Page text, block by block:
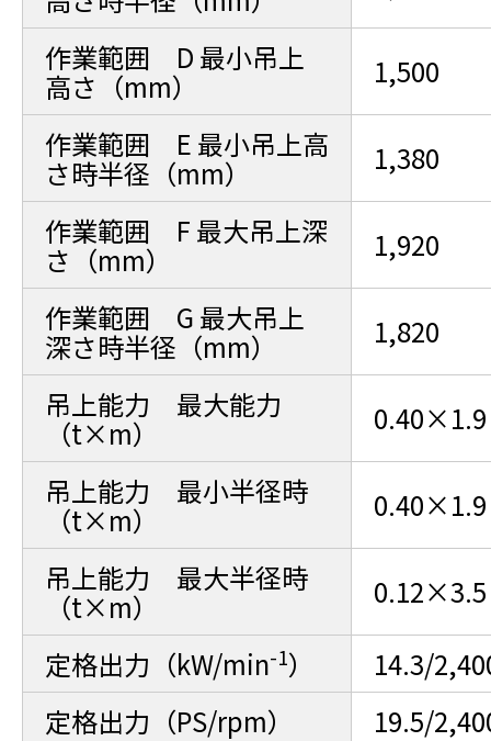
作業範囲 D 最小吊上
高さ（mm）
1,500
作業範囲 E 最小吊上高
さ時半径（mm）
1,380
作業範囲 F 最大吊上深
さ（mm）
1,920
作業範囲 G 最大吊上
深さ時半径（mm）
1,820
吊上能力 最大能力
（t×m）
0.40×1.9
吊上能力 最小半径時
（t×m）
0.40×1.9
吊上能力 最大半径時
（t×m）
0.12×3.5
定格出力（kW/min-1）
14.3/
定格出力（PS/rpm）
19.5/